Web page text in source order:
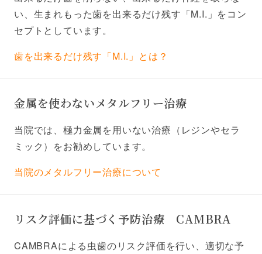
い、生まれもった歯を出来るだけ残す「M.I.」をコン
セプトとしています。
歯を出来るだけ残す「M.I.」とは？
金属を使わないメタルフリー治療
当院では、極力金属を用いない治療（レジンやセラ
ミック）をお勧めしています。
当院のメタルフリー治療について
リスク評価に基づく予防治療 CAMBRA
CAMBRAによる虫歯のリスク評価を行い、適切な予